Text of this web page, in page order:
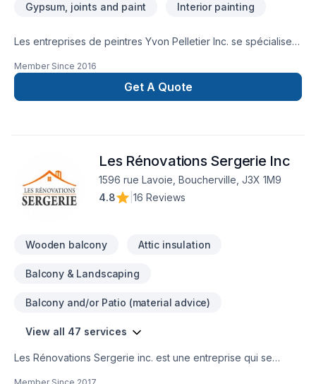
Gypsum, joints and paint Interior painting
Les entreprises de peintres Yvon Pelletier Inc. se spécialise
répondre à vos besoins résidentiel, industriel et commercial.
Tous vos projets de peinture seront réalisés avec
professionnalisme et efficacité par notre équipe d’artisans
Member Since 2016
Get A Quote
Les Rénovations Sergerie Inc
1596 rue Lavoie, Boucherville, J3X 1M9
4.8
16 Reviews
Wooden balcony Attic insulation
Balcony & Landscaping
Balcony and/or Patio (material advice)
View all 47 services
Les Rénovations Sergerie inc. est une entreprise qui se